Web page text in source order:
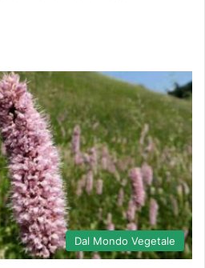
Dal Mondo Vegetale